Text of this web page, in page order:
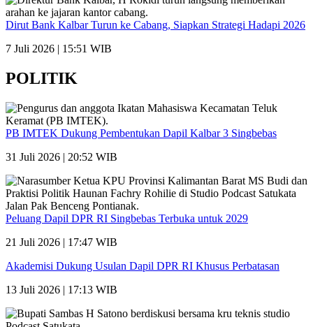
Dirut Bank Kalbar Turun ke Cabang, Siapkan Strategi Hadapi 2026
7 Juli 2026 | 15:51 WIB
POLITIK
PB IMTEK Dukung Pembentukan Dapil Kalbar 3 Singbebas
31 Juli 2026 | 20:52 WIB
Peluang Dapil DPR RI Singbebas Terbuka untuk 2029
21 Juli 2026 | 17:47 WIB
Akademisi Dukung Usulan Dapil DPR RI Khusus Perbatasan
13 Juli 2026 | 17:13 WIB